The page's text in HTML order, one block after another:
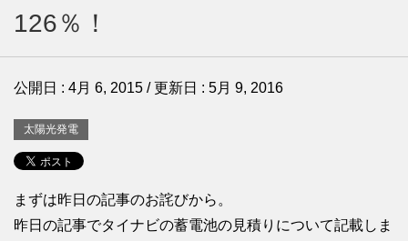
126％！
公開日 : 4月 6, 2015 / 更新日 : 5月 9, 2016
太陽光発電
まずは昨日の記事のお詫びから。
昨日の記事でタイナビの蓄電池の見積りについて記載しま